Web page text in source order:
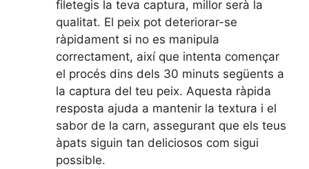
filetegis la teva captura, millor serà la
qualitat. El peix pot deteriorar-se
ràpidament si no es manipula
correctament, així que intenta començar
el procés dins dels 30 minuts següents a
la captura del teu peix. Aquesta ràpida
resposta ajuda a mantenir la textura i el
sabor de la carn, assegurant que els teus
àpats siguin tan deliciosos com sigui
possible.